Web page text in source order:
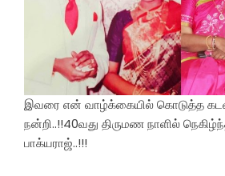
இவரை என் வாழ்க்கையில் கொடுத்த
நன்றி..!!40வது திருமண நாளில்
பாக்யராஜ்..!!!